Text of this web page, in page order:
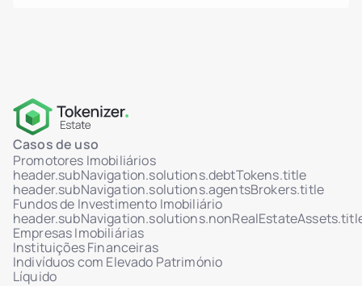
Casos de uso
Promotores Imobiliários
header.subNavigation.solutions.debtTokens.title
header.subNavigation.solutions.agentsBrokers.title
Fundos de Investimento Imobiliário
Empresas Imobiliárias
Instituições Financeiras
Indivíduos com Elevado Património
Líquido